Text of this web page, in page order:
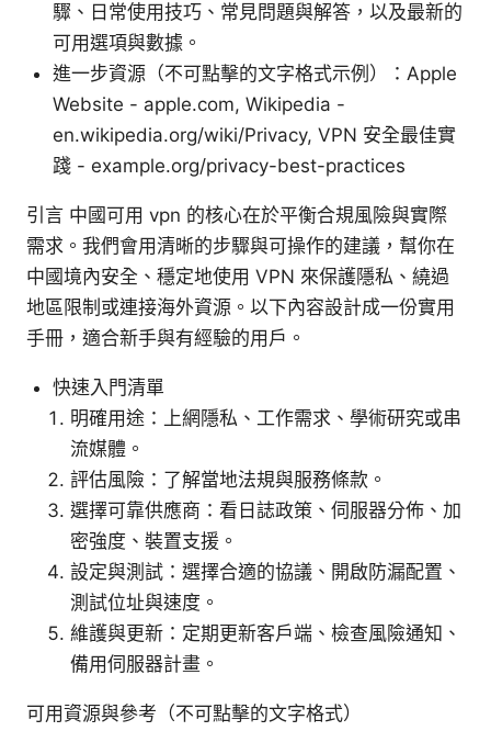
驟、日常使用技巧、常見問題與解答，以及最新的
可用選項與數據。
進一步資源（不可點擊的文字格式示例）：Apple
Website - apple.com, Wikipedia -
en.wikipedia.org/wiki/Privacy, VPN 安全最佳實
踐 - example.org/privacy-best-practices
引言 中國可用 vpn 的核心在於平衡合規風險與實際
需求。我們會用清晰的步驟與可操作的建議，幫你在
中國境內安全、穩定地使用 VPN 來保護隱私、繞過
地區限制或連接海外資源。以下內容設計成一份實用
手冊，適合新手與有經驗的用戶。
快速入門清單
明確用途：上網隱私、工作需求、學術研究或串
流媒體。
評估風險：了解當地法規與服務條款。
選擇可靠供應商：看日誌政策、伺服器分佈、加
密強度、裝置支援。
設定與測試：選擇合適的協議、開啟防漏配置、
測試位址與速度。
維護與更新：定期更新客戶端、檢查風險通知、
備用伺服器計畫。
可用資源與參考（不可點擊的文字格式）